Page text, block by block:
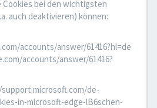
bei den wichtigsten
auch deaktivieren) können:
accounts/answer/61416?hl=de
accounts/answer/61416?
de-
in-microsoft-edge-lB6schen-